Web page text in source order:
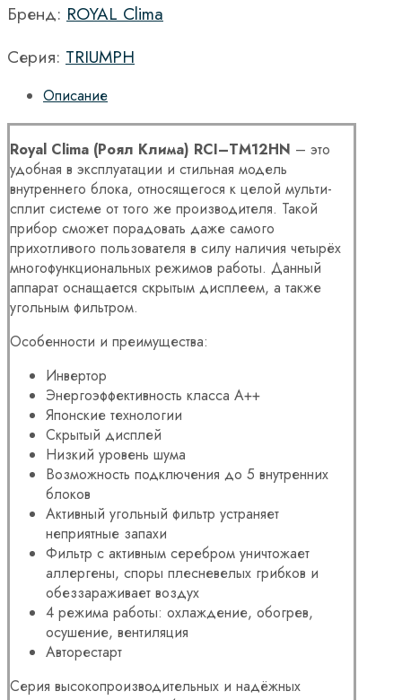
Бренд: ROYAL Clima
Серия: TRIUMPH
Описание
Royal Clima (Роял Клима) RCI–TM12HN – это
удобная в эксплуатации и стильная модель
внутреннего блока, относящегося к целой мульти-
сплит системе от того же производителя. Такой
прибор сможет порадовать даже самого
прихотливого пользователя в силу наличия четырёх
многофункциональных режимов работы. Данный
аппарат оснащается скрытым дисплеем, а также
угольным фильтром.
Особенности и преимущества:
Инвертор
Энергоэффективность класса А++
Японские технологии
Скрытый дисплей
Низкий уровень шума
Возможность подключения до 5 внутренних
блоков
Активный угольный фильтр устраняет
неприятные запахи
Фильтр с активным серебром уничтожает
аллергены, споры плесневелых грибков и
обеззараживает воздух
4 режима работы: охлаждение, обогрев,
осушение, вентиляция
Авторестарт
Серия высокопроизводительных и надёжных